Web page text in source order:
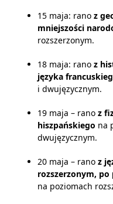
15 maja: rano z
mniejszości
rozszerzonym.
18 maja: rano z
języka
i dwujęzycznym.
19 maja – rano z
hiszpańskiego na
dwujęzycznym.
20 maja – rano z
rozszerzonym, po
na poziomach